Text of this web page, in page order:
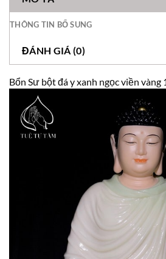
THÔNG TIN BỔ SUNG
ĐÁNH GIÁ (0)
Bổn Sư bột đá y xanh ngọc viền vàng